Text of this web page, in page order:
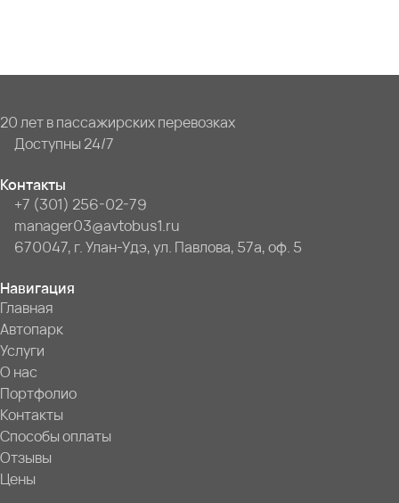
20 лет в пассажирских перевозках
Доступны 24/7
Контакты
+7 (301) 256-02-79
manager03@avtobus1.ru
670047, г. Улан-Удэ, ул. Павлова, 57а, оф. 5
Навигация
Главная
Автопарк
Услуги
О нас
Портфолио
Контакты
Способы оплаты
Отзывы
Цены